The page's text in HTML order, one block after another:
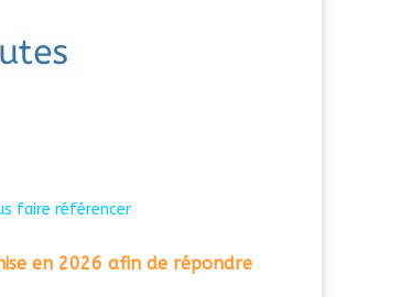
faire référencer
en 2026 afin de répondre